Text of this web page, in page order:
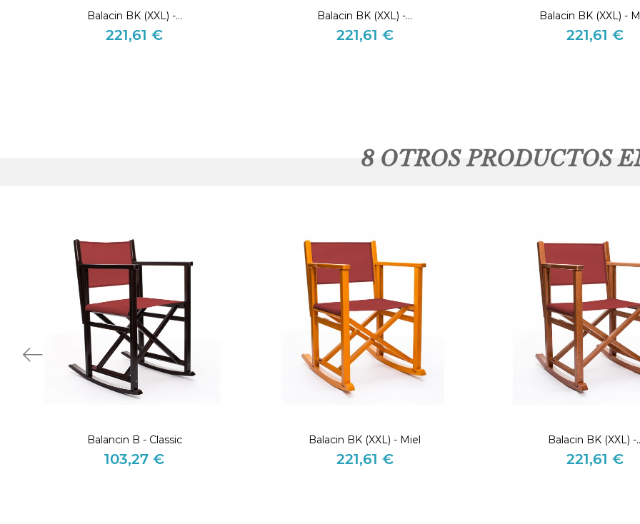
Balacin BK (XXL) -...
Precio
221,61 €
Balacin BK (XXL) -...
Precio
221,61 €
Balacin BK (XXL) -
Precio
221,61 €
8 OTROS PRODUCTOS
Balancin B - Classic
Precio
103,27 €
Balacin BK (XXL) - Miel
Precio
221,61 €
Balacin BK (XXL) -
Precio
221,61 €